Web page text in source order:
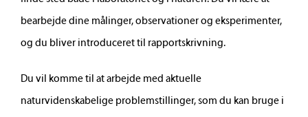
bearbejde dine målinger, observationer og eksperimenter,
og du bliver introduceret til rapportskrivning.
Du vil komme til at arbejde med aktuelle
naturvidenskabelige problemstillinger, som du kan bruge i